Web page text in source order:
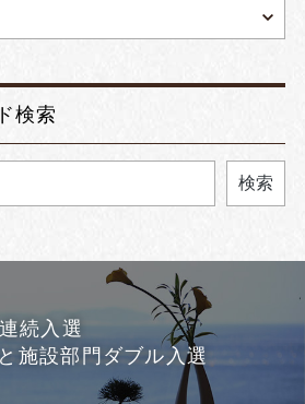
検索
検索
続入選
施設部門ダブル入選